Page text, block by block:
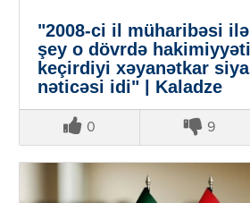
"2008-ci il müharibəsi ilə
şey o dövrdə
keçirdiyi xəyanətkar
nəticəsi idi" | Kaladze
0 9